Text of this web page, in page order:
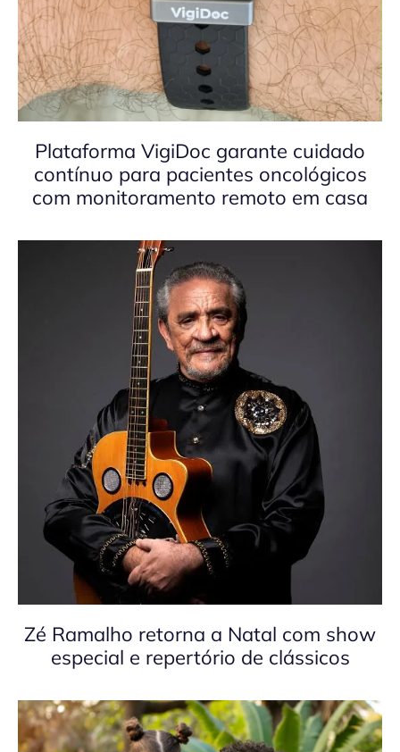
Plataforma VigiDoc garante cuidado
contínuo para pacientes oncológicos
com monitoramento remoto em casa
Zé Ramalho retorna a Natal com show
especial e repertório de clássicos